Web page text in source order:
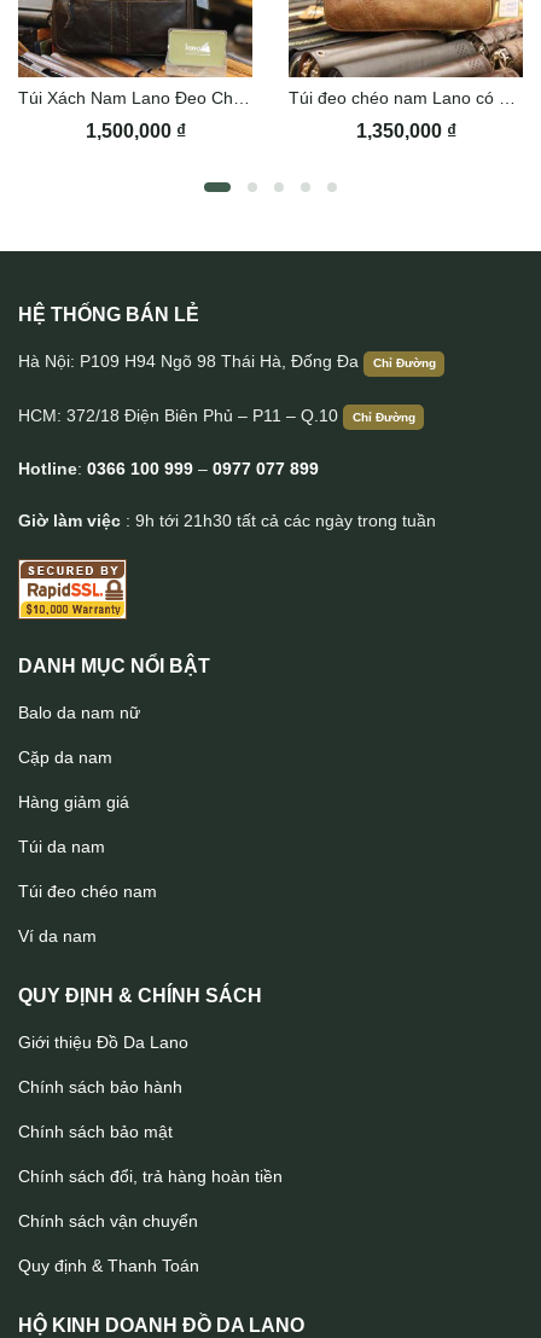
Clutch cá sấu khoá số Lano CLTCS01
Clutch cá sấu khoá số Lano CLTCS01
1,500,000 ₫ 1,350,000 ₫
HỆ THỐNG BÁN LẺ
Hà Nội: P109 H94 Ngõ 98 Thái Hà, Đống Đa Chỉ Đường
HCM: 372/18 Điện Biên Phủ – P11 – Q.10 Chỉ Đường
Hotline: 0366 100 999 – 0977 077 899
Giờ làm việc : 9h tới 21h30 tất cả các ngày trong tuần
DANH MỤC NỔI BẬT
Balo da nam nữ
Cặp da nam
Hàng giảm giá
Túi da nam
Túi đeo chéo nam
Ví da nam
QUY ĐỊNH & CHÍNH SÁCH
Giới thiệu Đồ Da Lano
Chính sách bảo hành
Chính sách bảo mật
Chính sách đổi, trả hàng hoàn tiền
Chính sách vận chuyển
Quy định & Thanh Toán
HỘ KINH DOANH ĐỒ DA LANO